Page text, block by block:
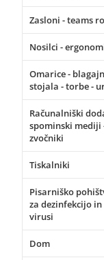
Zasloni - teams
Nosilci -
Omarice -
stojala - torbe -
Računalniški
spominski mediji
zvočniki
Tiskalniki
Pisarniško
za dezinfekcijo
virusi
Dom